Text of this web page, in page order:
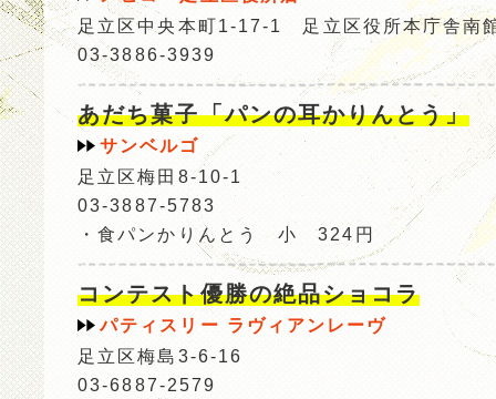
足立区中央本町1-17-1 足立区役所本庁舎南
03-3886-3939
あだち菓子「パンの耳かりんとう」
サンベルゴ
足立区梅田8-10-1
03-3887-5783
・食パンかりんとう 小 324円
コンテスト優勝の絶品ショコラ
パティスリー ラヴィアンレーヴ
足立区梅島3-6-16
03-6887-2579